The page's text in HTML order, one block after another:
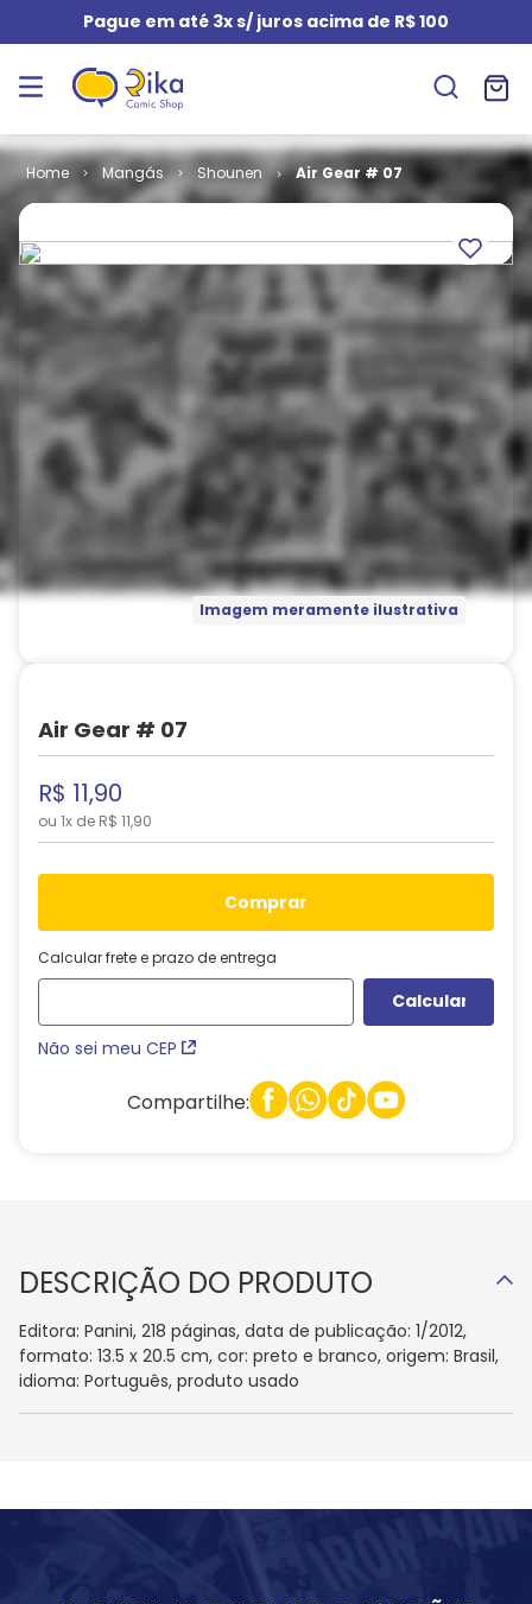
Pague em até 3x s/ juros acima de R$ 100
Mangás Shounen Air Gear # 07
Imagem meramente ilustrativa
Air Gear # 07
R$ 11,90
ou 1x de R$ 11,90
comprar
Calcular frete e prazo de entrega
Não sei meu CEP
Compartilhe:
DESCRIÇÃO DO PRODUTO
Editora: Panini, 218 páginas, data de publicação: 1/2012,
formato: 13.5 x 20.5 cm, cor: preto e branco, origem: Brasil,
idioma: Português, produto usado